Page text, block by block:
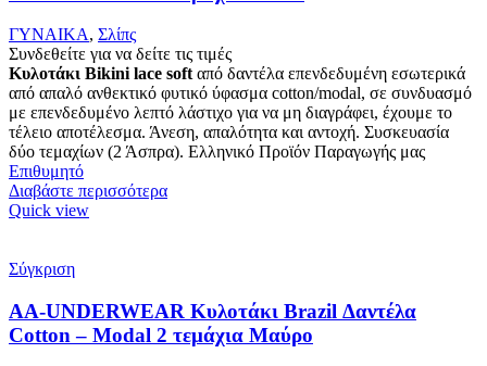
ΓΥΝΑΙΚΑ, Σλίπς
Συνδεθείτε για να δείτε τις τιμές
Κυλοτάκι Bikini lace soft από δαντέλα επενδεδυμένη εσωτερικά
από απαλό ανθεκτικό φυτικό ύφασμα cotton/modal, σε συνδυασμό
με επενδεδυμένο λεπτό λάστιχο για να μη διαγράφει, έχουμε το
τέλειο αποτέλεσμα. Άνεση, απαλότητα και αντοχή. Συσκευασία
δύο τεμαχίων (2 Άσπρα). Ελληνικό Προϊόν Παραγωγής μας
Επιθυμητό
Διαβάστε περισσότερα
Quick view
Σύγκριση
AA-UNDERWEAR Κυλοτάκι Brazil Δαντέλα
Cotton – Modal 2 τεμάχια Μαύρο